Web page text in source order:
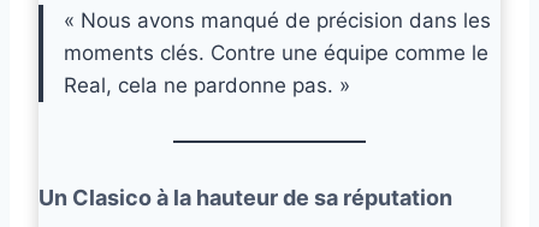
« Nous avons manqué de précision dans les
moments clés. Contre une équipe comme le
Real, cela ne pardonne pas. »
Un Clasico à la hauteur de sa réputation